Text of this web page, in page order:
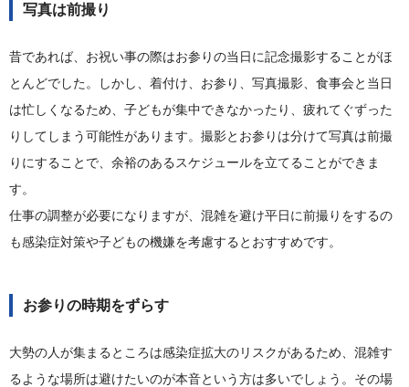
写真は前撮り
昔であれば、お祝い事の際はお参りの当日に記念撮影することがほ
とんどでした。しかし、着付け、お参り、写真撮影、食事会と当日
は忙しくなるため、子どもが集中できなかったり、疲れてぐずった
りしてしまう可能性があります。撮影とお参りは分けて写真は前撮
りにすることで、余裕のあるスケジュールを立てることができま
す。
仕事の調整が必要になりますが、混雑を避け平日に前撮りをするの
も感染症対策や子どもの機嫌を考慮するとおすすめです。
お参りの時期をずらす
大勢の人が集まるところは感染症拡大のリスクがあるため、混雑す
るような場所は避けたいのが本音という方は多いでしょう。その場